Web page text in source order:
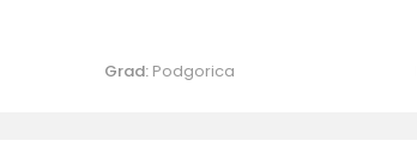
Grad: Podgorica